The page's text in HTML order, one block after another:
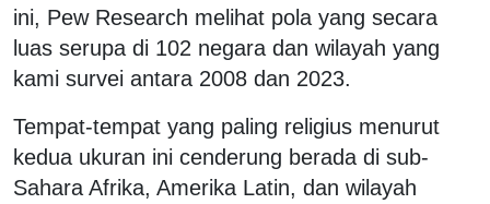
ini, Pew Research melihat pola yang secara
luas serupa di 102 negara dan wilayah yang
kami survei antara 2008 dan 2023.
Tempat-tempat yang paling religius menurut
kedua ukuran ini cenderung berada di sub-
Sahara Afrika, Amerika Latin, dan wilayah